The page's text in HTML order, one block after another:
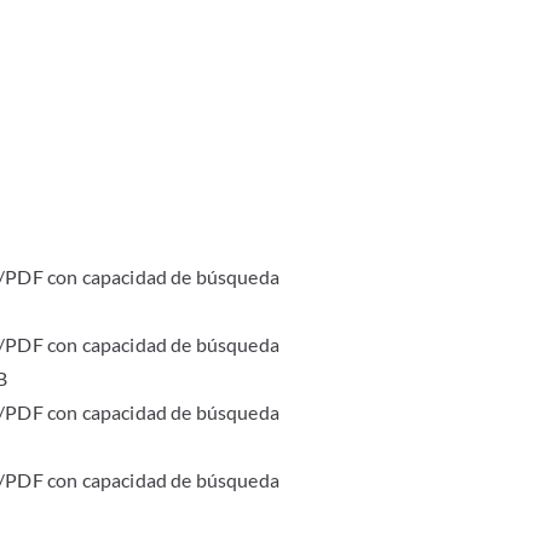
con capacidad de búsqueda
con capacidad de búsqueda
con capacidad de búsqueda
con capacidad de búsqueda